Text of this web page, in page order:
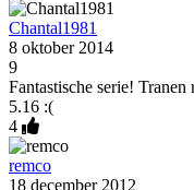
Chantal1981
8 oktober 2014
9
Fantastische serie!
5.16 :(
4
remco
18 december 2012